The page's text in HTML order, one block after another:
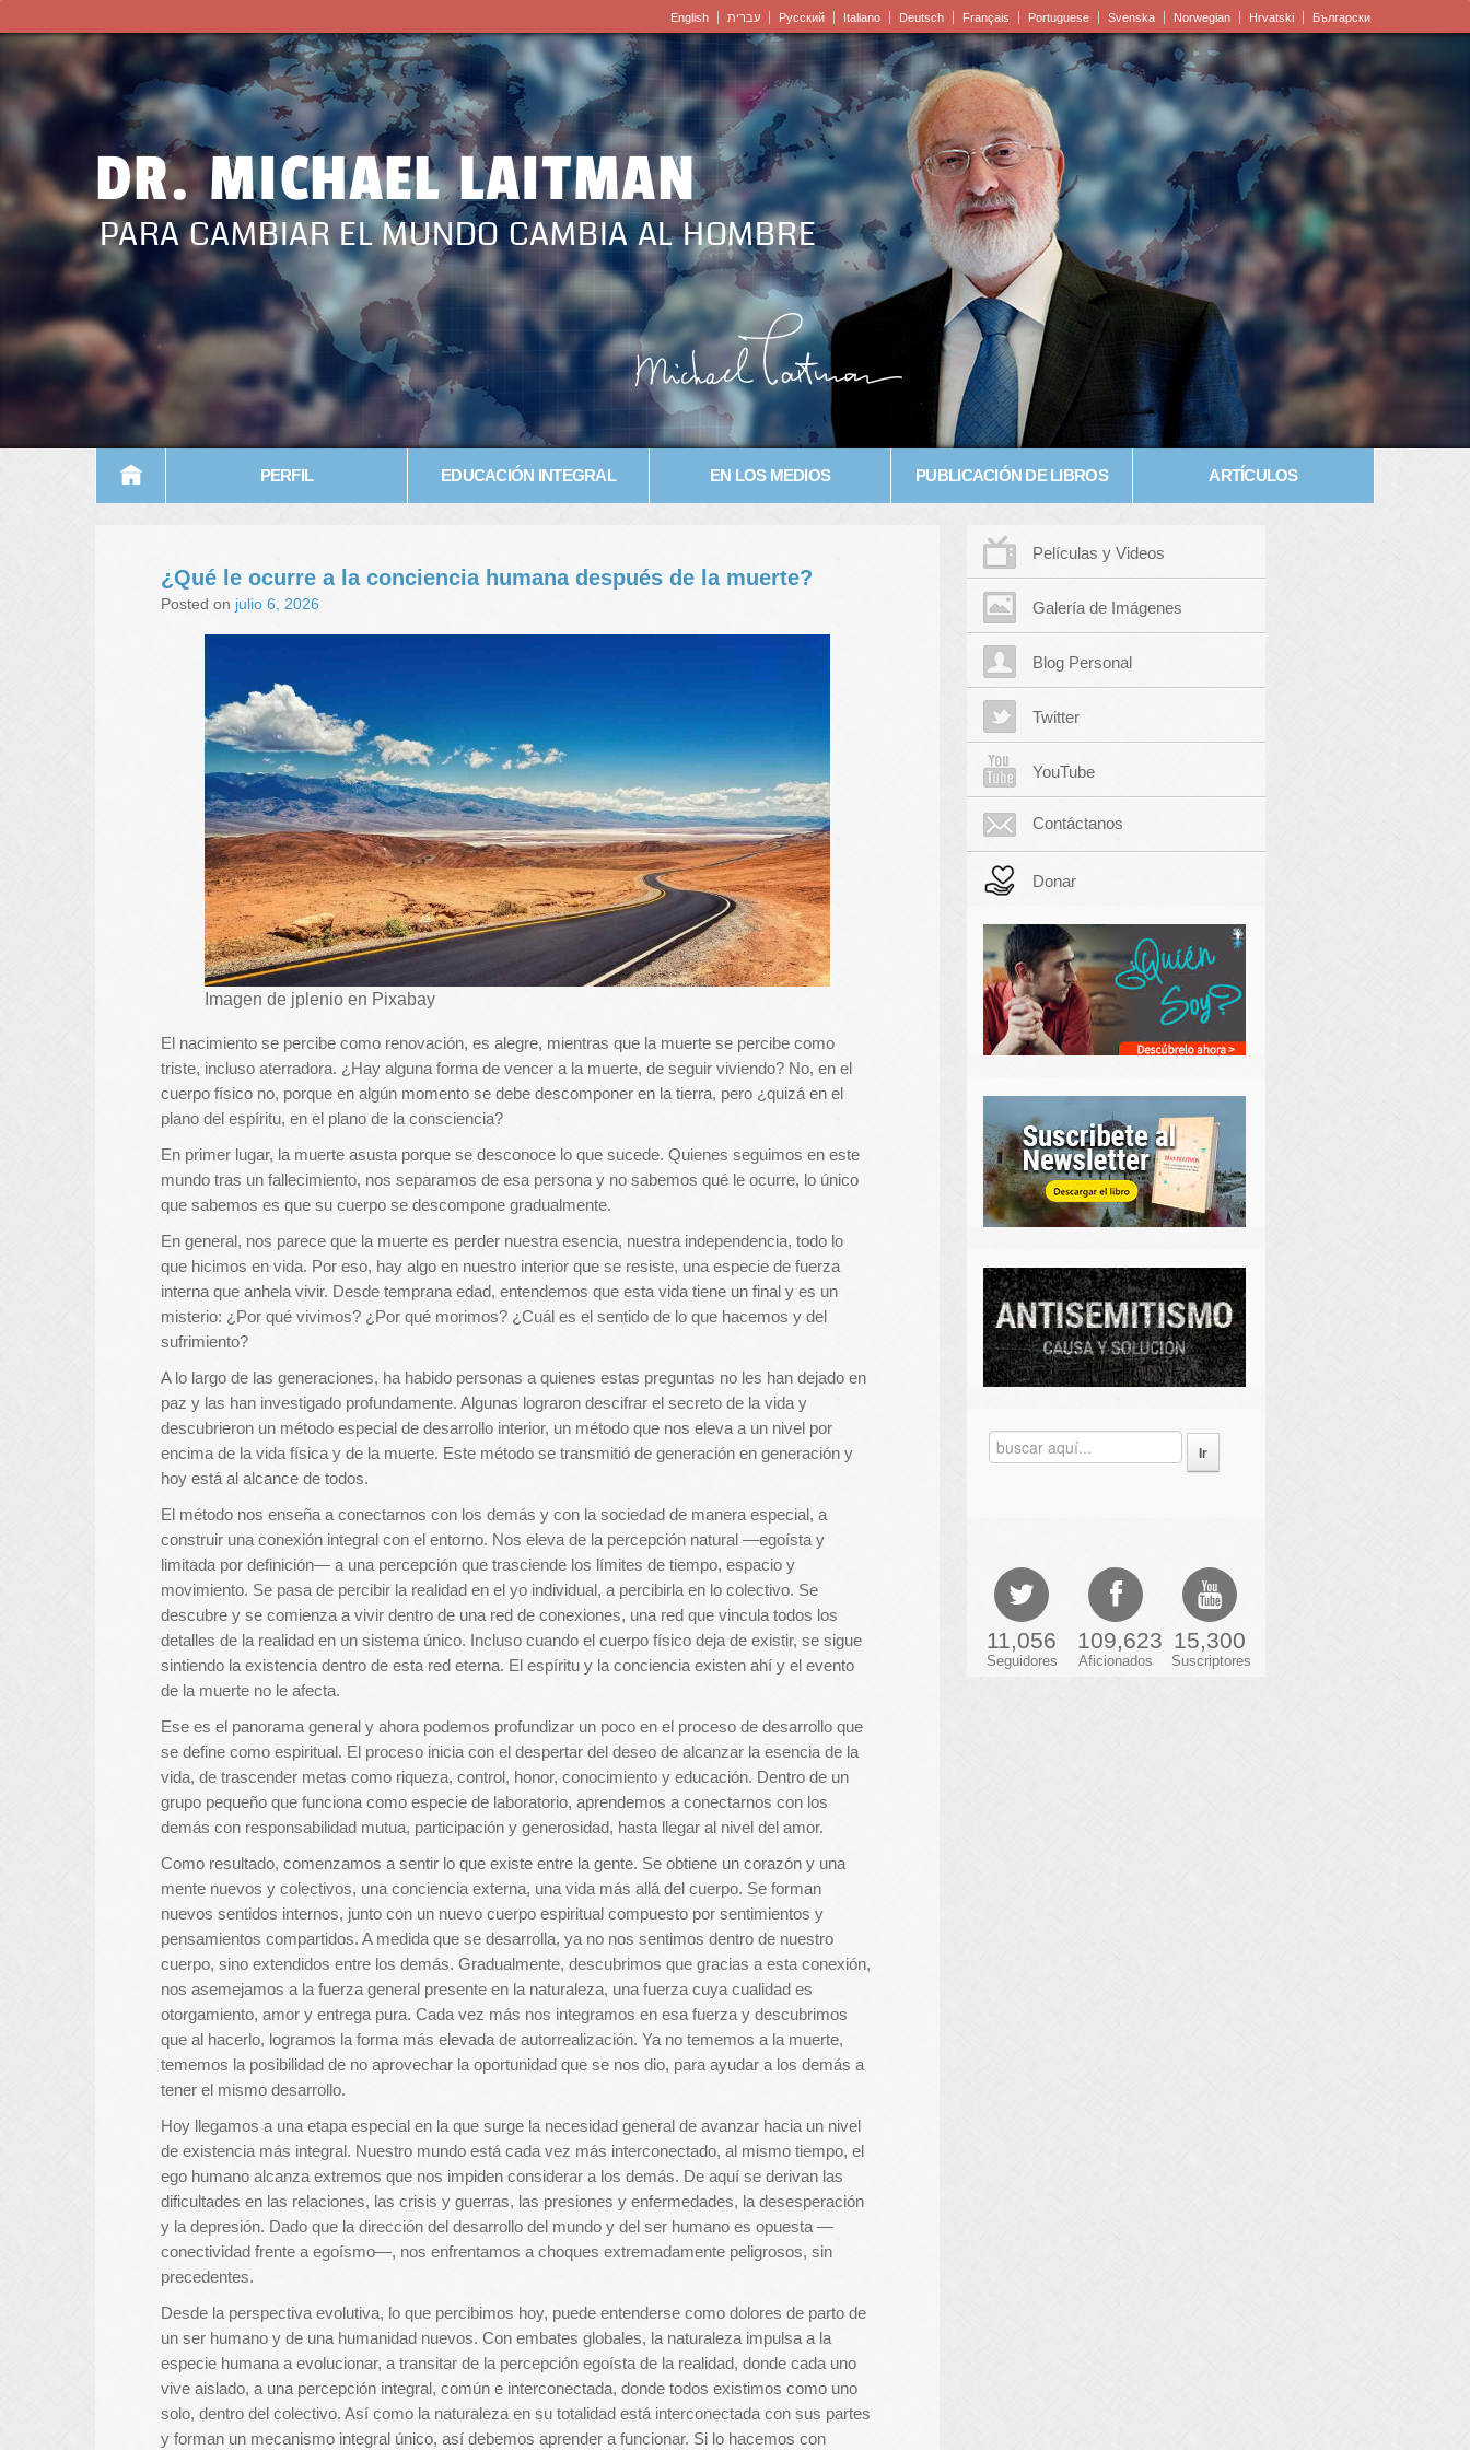
English עברית Pусский Italiano Deutsch Français Portuguese Svenska Norwegian Hrvatski Български
DR. MICHAEL LAITMAN
PARA CAMBIAR EL MUNDO CAMBIA AL HOMBRE
PERFIL EDUCACIÓN INTEGRAL EN LOS MEDIOS PUBLICACIÓN DE LIBROS ARTÍCULOS
¿Qué le ocurre a la conciencia humana después de la muerte?
Posted on julio 6, 2026
Imagen de jplenio en Pixabay
El nacimiento se percibe como renovación, es alegre, mientras que la muerte se percibe como
triste, incluso aterradora. ¿Hay alguna forma de vencer a la muerte, de seguir viviendo? No, en el
cuerpo físico no, porque en algún momento se debe descomponer en la tierra, pero ¿quizá en el
plano del espíritu, en el plano de la consciencia?
En primer lugar, la muerte asusta porque se desconoce lo que sucede. Quienes seguimos en este
mundo tras un fallecimiento, nos separamos de esa persona y no sabemos qué le ocurre, lo único
que sabemos es que su cuerpo se descompone gradualmente.
En general, nos parece que la muerte es perder nuestra esencia, nuestra independencia, todo lo
que hicimos en vida. Por eso, hay algo en nuestro interior que se resiste, una especie de fuerza
interna que anhela vivir. Desde temprana edad, entendemos que esta vida tiene un final y es un
misterio: ¿Por qué vivimos? ¿Por qué morimos? ¿Cuál es el sentido de lo que hacemos y del
sufrimiento?
A lo largo de las generaciones, ha habido personas a quienes estas preguntas no les han dejado en
paz y las han investigado profundamente. Algunas lograron descifrar el secreto de la vida y
descubrieron un método especial de desarrollo interior, un método que nos eleva a un nivel por
encima de la vida física y de la muerte. Este método se transmitió de generación en generación y
hoy está al alcance de todos.
El método nos enseña a conectarnos con los demás y con la sociedad de manera especial, a
construir una conexión integral con el entorno. Nos eleva de la percepción natural —egoísta y
limitada por definición— a una percepción que trasciende los límites de tiempo, espacio y
movimiento. Se pasa de percibir la realidad en el yo individual, a percibirla en lo colectivo. Se
descubre y se comienza a vivir dentro de una red de conexiones, una red que vincula todos los
detalles de la realidad en un sistema único. Incluso cuando el cuerpo físico deja de existir, se sigue
sintiendo la existencia dentro de esta red eterna. El espíritu y la conciencia existen ahí y el evento
de la muerte no le afecta.
Ese es el panorama general y ahora podemos profundizar un poco en el proceso de desarrollo que
se define como espiritual. El proceso inicia con el despertar del deseo de alcanzar la esencia de la
vida, de trascender metas como riqueza, control, honor, conocimiento y educación. Dentro de un
grupo pequeño que funciona como especie de laboratorio, aprendemos a conectarnos con los
demás con responsabilidad mutua, participación y generosidad, hasta llegar al nivel del amor.
Como resultado, comenzamos a sentir lo que existe entre la gente. Se obtiene un corazón y una
mente nuevos y colectivos, una conciencia externa, una vida más allá del cuerpo. Se forman
nuevos sentidos internos, junto con un nuevo cuerpo espiritual compuesto por sentimientos y
pensamientos compartidos. A medida que se desarrolla, ya no nos sentimos dentro de nuestro
cuerpo, sino extendidos entre los demás. Gradualmente, descubrimos que gracias a esta conexión,
nos asemejamos a la fuerza general presente en la naturaleza, una fuerza cuya cualidad es
otorgamiento, amor y entrega pura. Cada vez más nos integramos en esa fuerza y descubrimos
que al hacerlo, logramos la forma más elevada de autorrealización. Ya no tememos a la muerte,
tememos la posibilidad de no aprovechar la oportunidad que se nos dio, para ayudar a los demás a
tener el mismo desarrollo.
Hoy llegamos a una etapa especial en la que surge la necesidad general de avanzar hacia un nivel
de existencia más integral. Nuestro mundo está cada vez más interconectado, al mismo tiempo, el
ego humano alcanza extremos que nos impiden considerar a los demás. De aquí se derivan las
dificultades en las relaciones, las crisis y guerras, las presiones y enfermedades, la desesperación
y la depresión. Dado que la dirección del desarrollo del mundo y del ser humano es opuesta —
conectividad frente a egoísmo—, nos enfrentamos a choques extremadamente peligrosos, sin
precedentes.
Desde la perspectiva evolutiva, lo que percibimos hoy, puede entenderse como dolores de parto de
un ser humano y de una humanidad nuevos. Con embates globales, la naturaleza impulsa a la
especie humana a evolucionar, a transitar de la percepción egoísta de la realidad, donde cada uno
vive aislado, a una percepción integral, común e interconectada, donde todos existimos como uno
solo, dentro del colectivo. Así como la naturaleza en su totalidad está interconectada con sus partes
y forman un mecanismo integral único, así debemos aprender a funcionar. Si lo hacemos con
Películas y Videos
Galería de Imágenes
Blog Personal
Twitter
YouTube
Contáctanos
Donar
11,056
Seguidores
109,623
Aficionados
15,300
Suscriptores